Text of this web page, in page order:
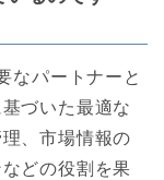
なパートナーと
づいた最適な
、市場情報の
どの役割を果